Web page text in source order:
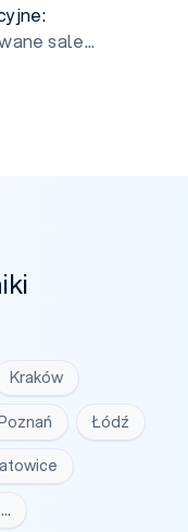
sale...
Kraków
Łódź
…